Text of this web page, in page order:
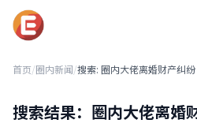
首页/圈内新闻/搜索: 圈内大佬离婚财产纠纷
搜索结果：圈内大佬离婚